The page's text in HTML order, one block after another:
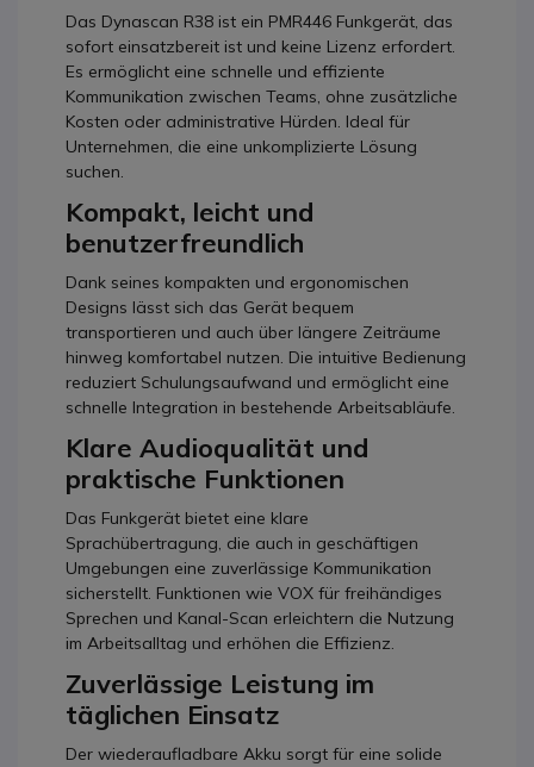
Das Dynascan R38 ist ein PMR446 Funkgerät, das
sofort einsatzbereit ist und keine Lizenz erfordert.
Es ermöglicht eine schnelle und effiziente
Kommunikation zwischen Teams, ohne zusätzliche
Kosten oder administrative Hürden. Ideal für
Unternehmen, die eine unkomplizierte Lösung
suchen.
Kompakt, leicht und
benutzerfreundlich
Dank seines kompakten und ergonomischen
Designs lässt sich das Gerät bequem
transportieren und auch über längere Zeiträume
hinweg komfortabel nutzen. Die intuitive Bedienung
reduziert Schulungsaufwand und ermöglicht eine
schnelle Integration in bestehende Arbeitsabläufe.
Klare Audioqualität und
praktische Funktionen
Das Funkgerät bietet eine klare
Sprachübertragung, die auch in geschäftigen
Umgebungen eine zuverlässige Kommunikation
sicherstellt. Funktionen wie VOX für freihändiges
Sprechen und Kanal-Scan erleichtern die Nutzung
im Arbeitsalltag und erhöhen die Effizienz.
Zuverlässige Leistung im
täglichen Einsatz
Der wiederaufladbare Akku sorgt für eine solide